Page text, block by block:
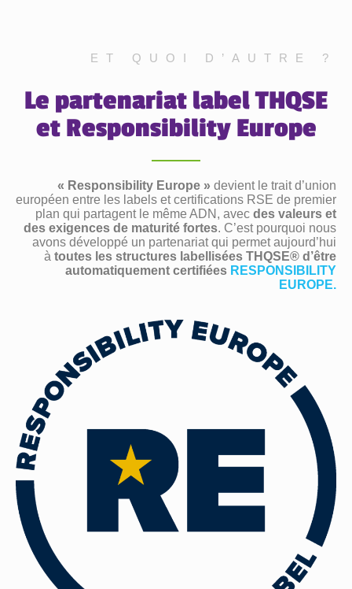
ET QUOI D’AUTRE ?
Le partenariat label THQSE
et Responsibility Europe
« Responsibility Europe » devient le trait d’union
européen entre les labels et certifications RSE de premier
plan qui partagent le même ADN, avec des valeurs et
des exigences de maturité fortes. C’est pourquoi nous
avons développé un partenariat qui permet aujourd’hui
à toutes les structures labellisées THQSE® d’être
automatiquement certifiées RESPONSIBILITY
EUROPE.